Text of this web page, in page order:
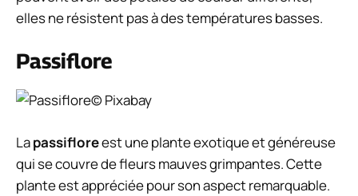
elles ne résistent pas à des températures basses.
Passiflore
© Pixabay
Lapassifloreest une plante exotique et généreuse
qui se couvre de fleurs mauves grimpantes. Cette
plante est appréciée pour son aspect remarquable.